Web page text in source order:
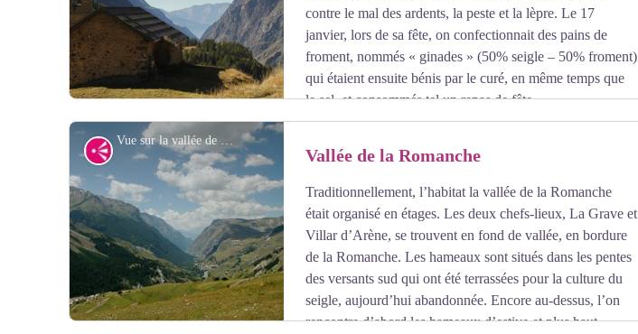
Voir l'image en plein écran
contre le mal des ardents, la peste et la lèpre. Le 17
janvier, lors de sa fête, on confectionnait des pains de
froment, nommés « ginades » (50% seigle – 50% froment)
qui étaient ensuite bénis par le curé, en même temps que
le sel, et consommés tel un repas de fête.
Vue sur la vallée de la Romanche - J. Selberg
Point de vue Vallée de la Romanche
Traditionnellement, l’habitat la vallée de la Romanche
était organisé en étages. Les deux chefs-lieux, La Grave et
Villar d’Arène, se trouvent en fond de vallée, en bordure
de la Romanche. Les hameaux sont situés dans les pentes
des versants sud qui ont été terrassées pour la culture du
seigle, aujourd’hui abandonnée. Encore au-dessus, l’on
rencontre d’abord les hameaux d’estive et plus haut